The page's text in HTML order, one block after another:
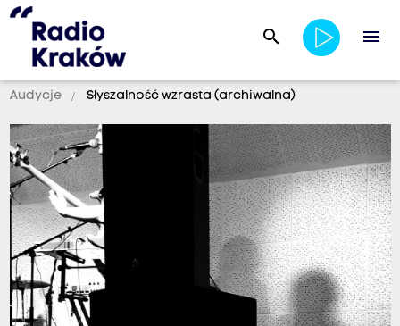
search menu
Audycje Słyszalność wzrasta (archiwalna)